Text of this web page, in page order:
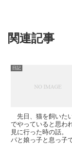
関連記事
日記
先日、猫を飼いた
でやっていると思わ
見に行った時の話
パと娘っ子と息っ